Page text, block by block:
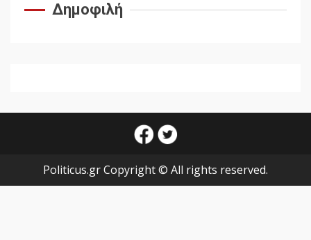
Δημοφιλή
facebook
Politicus.gr Copyright © All rights reserved.